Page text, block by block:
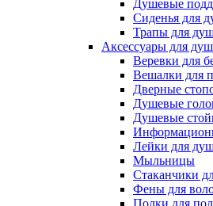
Душевые
Сиденья для
Трапы для
Аксессуары для
Веревки для
Вешалки для
Дверные
Душевые
Душевые
Лейки для
Мыльницы
Стаканчики
Фены для
Полки для